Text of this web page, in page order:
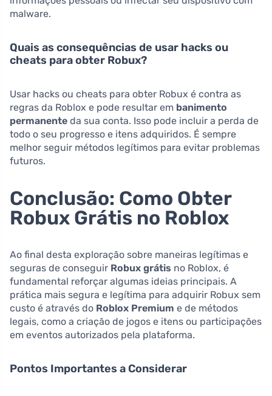
malware.
Quais as consequências de usar hacks ou
cheats para obter Robux?
Usar hacks ou cheats para obter Robux é contra as
regras da Roblox e pode resultar em banimento
permanente da sua conta. Isso pode incluir a perda de
todo o seu progresso e itens adquiridos. É sempre
melhor seguir métodos legítimos para evitar problemas
futuros.
Conclusão: Como Obter
Robux Grátis no Roblox
Ao final desta exploração sobre maneiras legítimas e
seguras de conseguir Robux grátis no Roblox, é
fundamental reforçar algumas ideias principais. A
prática mais segura e legítima para adquirir Robux sem
custo é através do Roblox Premium e de métodos
legais, como a criação de jogos e itens ou participações
em eventos autorizados pela plataforma.
Pontos Importantes a Considerar